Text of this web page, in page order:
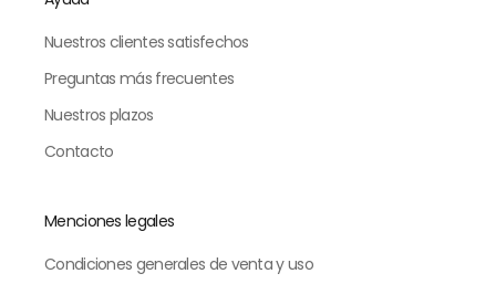
Nuestros clientes satisfechos
Preguntas más frecuentes
Nuestros plazos
Contacto
Menciones legales
Condiciones generales de venta y uso